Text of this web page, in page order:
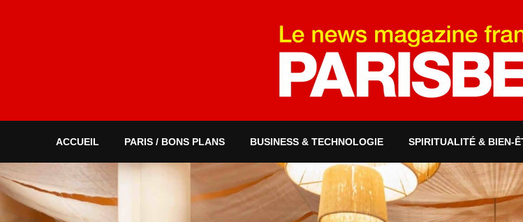
ACCUEIL PARIS / BONS PLANS BUSINESS & TECHNOLOGIE SPIRITUALITÉ & BIEN-